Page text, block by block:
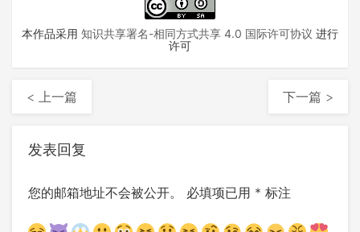
本作品采用 知识共享署名-相同方式共享 4.0 国际许可协议 进行
许可
< 上一篇 下一篇 >
发表回复
您的邮箱地址不会被公开。 必填项已用 * 标注